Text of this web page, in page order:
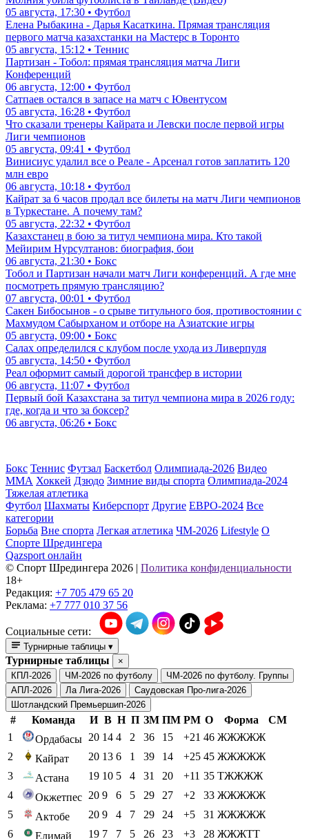
05 августа, 17:30 • Футбол
Елена Рыбакина - Дарья Касаткина. Прямая трансляция
первого матча казахстанки на Мастерс в Торонто
05 августа, 15:12 • Теннис
Партизан - Тобол: прямая трансляция матча Лиги
Конференций
06 августа, 12:00 • Футбол
Сатпаев остался в запасе на матч с Ювентусом
05 августа, 16:28 • Футбол
Что сказали тренеры Кайрата и Левски после первой игры
Лиги чемпионов
05 августа, 09:41 • Футбол
Винисиус удалил все о Реале - Арсенал готов заплатить 120
млн евро
06 августа, 10:18 • Футбол
Кайрат за 6 часов продал все билеты на матч Лиги чемпионов
в Туркестане. А почему там?
05 августа, 22:32 • Футбол
Казахстанец в бою за титул чемпиона мира. Кто такой
Мейирим Нурсултанов: биография, бои
06 августа, 21:30 • Бокс
Тобол и Партизан начали матч Лиги конференций. А где мне
посмотреть прямую трансляцию?
07 августа, 00:01 • Футбол
Сакен Бибосынов - о срыве титульного боя, противостоянии с
Махмудом Сабырханом и отборе на Азиатские игры
05 августа, 09:00 • Бокс
Салах определился с клубом после ухода из Ливерпуля
05 августа, 14:50 • Футбол
Реал оформит самый дорогой трансфер в истории
06 августа, 11:07 • Футбол
Первый бой Казахстана за титул чемпиона мира в 2026 году:
где, когда и что за боксер?
06 августа, 06:26 • Бокс
Бокс Теннис Футзал Баскетбол Олимпиада-2026 Видео
ММА Хоккей Дзюдо Зимние виды спорта Олимпиада-2024
Тяжелая атлетика
Футбол Шахматы Киберспорт Другие ЕВРО-2024 Все
категории
Борьба Вне спорта Легкая атлетика ЧМ-2026 Lifestyle О
Спорте Шредингера
Qazsport онлайн
© Cпорт Шредингера 2026 | Политика конфиденциальности
18+
Редакция: +7 705 479 65 20
Реклама: +7 777 010 37 56
Социальные сети:
Турнирные таблицы ▾
Турнирные таблицы
×
КПЛ-2026
ЧМ-2026 по футболу
ЧМ-2026 по футболу. Группы
АПЛ-2026
Ла Лига-2026
Саудовская Про-лига-2026
Шотландский Премьершип-2026
# Команда И В Н П ЗМ ПМ РМ О Форма
СМ
1
Ордабасы 20 14 4 2 36 15 +21 46 ЖЖЖЖЖ
2
Кайрат 20 13 6 1 39 14 +25 45 ЖЖЖЖЖ
3
Астана 19 10 5 4 31 20 +11 35 ТЖЖЖЖ
4
Окжетпес 20 9 6 5 29 27 +2 33 ЖЖЖЖЖ
5
Актобе 20 9 4 7 29 24 +5 31 ЖЖЖЖЖ
6
Елимай 19 7 7 5 26 23 +3 28 ЖЖЖТТ